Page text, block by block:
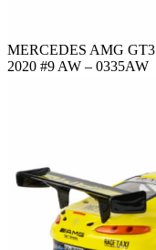
MERCEDES AMG
2020 #9 AW – 0335AW